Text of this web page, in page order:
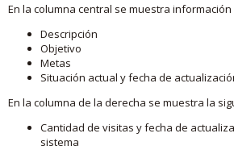
En la columna central se muestra
Descripción
Objetivo
Metas
Situación actual y fecha de
En la columna de la derecha se muestra la
Cantidad de visitas y fecha de
sistema